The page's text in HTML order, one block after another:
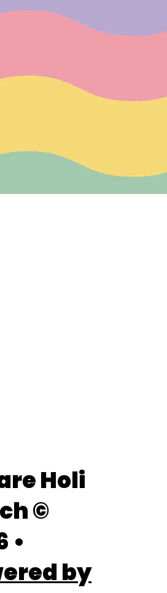
Holi
©
•
by